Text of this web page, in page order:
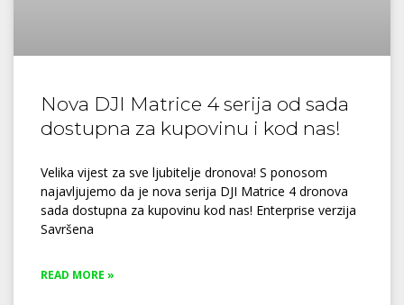
Nova DJI Matrice 4 serija od sada
dostupna za kupovinu i kod nas!
Velika vijest za sve ljubitelje dronova! S ponosom
najavljujemo da je nova serija DJI Matrice 4 dronova
sada dostupna za kupovinu kod nas! Enterprise verzija
Savršena
READ MORE »